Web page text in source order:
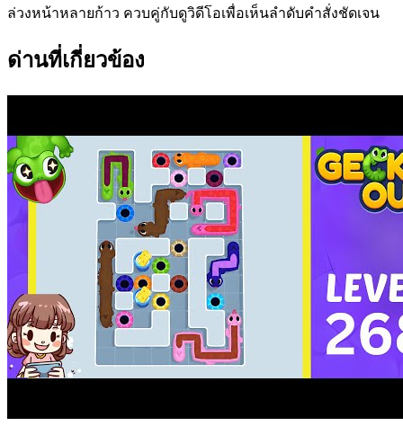
ล่วงหน้าหลายก้าว ควบคู่กับดูวิดีโอเพื่อเห็นลำดับคำสั่งชัดเจน
ด่านที่เกี่ยวข้อง